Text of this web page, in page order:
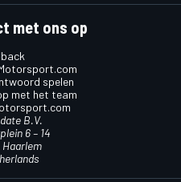
met ons op
spelen
met het team
B.V.
6 – 14
Haarlem